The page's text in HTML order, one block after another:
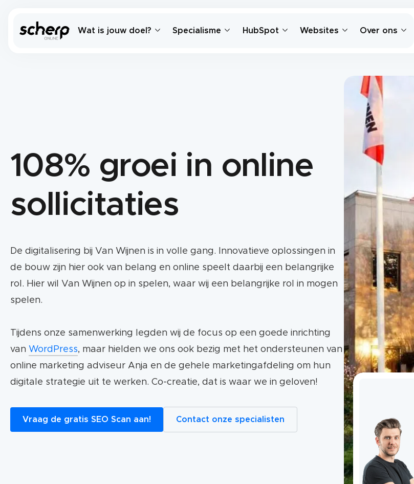
Wat is jouw doel? Specialisme HubSpot Websites Over ons
108% groei in online
sollicitaties
De digitalisering bij Van Wijnen is in volle gang. Innovatieve oplossingen in
de bouw zijn hier ook van belang en online speelt daarbij een belangrijke
rol. Hier wil Van Wijnen op in spelen, waar wij een belangrijke rol in mogen
spelen.
Tijdens onze samenwerking legden wij de focus op een goede inrichting
van WordPress, maar hielden we ons ook bezig met het ondersteunen van
online marketing adviseur Anja en de gehele marketingafdeling om hun
digitale strategie uit te werken. Co-creatie, dat is waar we in geloven!
Vraag de gratis SEO Scan aan! Contact onze specialisten